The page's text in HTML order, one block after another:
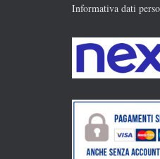
Informativa dati